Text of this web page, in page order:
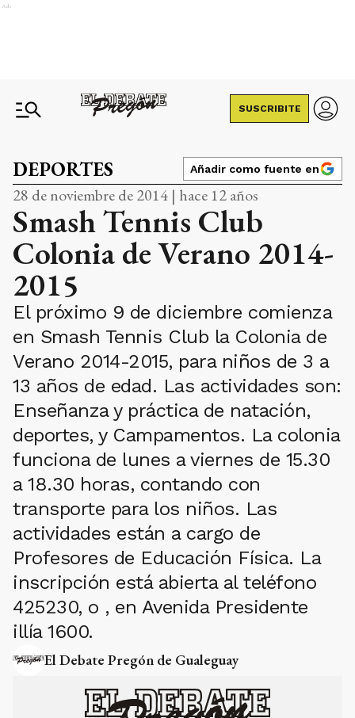
Ads
SUSCRIBITE
DEPORTES Añadir como fuente en
28 de noviembre de 2014 | hace 12 años
Smash Tennis Club
Colonia de Verano 2014-
2015
El próximo 9 de diciembre comienza
en Smash Tennis Club la Colonia de
Verano 2014-2015, para niños de 3 a
13 años de edad. Las actividades son:
Enseñanza y práctica de natación,
deportes, y Campamentos. La colonia
funciona de lunes a viernes de 15.30
a 18.30 horas, contando con
transporte para los niños. Las
actividades están a cargo de
Profesores de Educación Física. La
inscripción está abierta al teléfono
425230, o , en Avenida Presidente
illía 1600.
El Debate Pregón de Gualeguay